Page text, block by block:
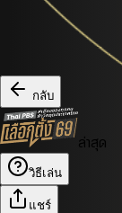
กลับ
ล่าสุด
วิธีเล่น
แชร์